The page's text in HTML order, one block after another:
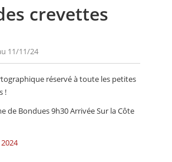
crevettes
11/11/24
réservé à toute les petites
!
de Bondues 9h30 Arrivée Sur la Côte